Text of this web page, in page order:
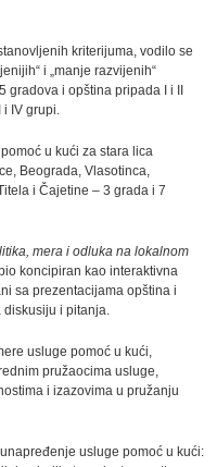
kriterijuma, vodilo se
i „manje razvijenih“
gradova i opština pripada I i II
IV grupi.
u kući za stara lica
Beograda, Vlasotinca,
i Čajetine – 3 grada i 7
mera i odluka na lokalnom
koncipiran kao interaktivna
sa prezentacijama opština i
i pitanja.
usluge pomoć u kući,
pružaocima usluge,
i izazovima u pružanju
usluge pomoć u kući: